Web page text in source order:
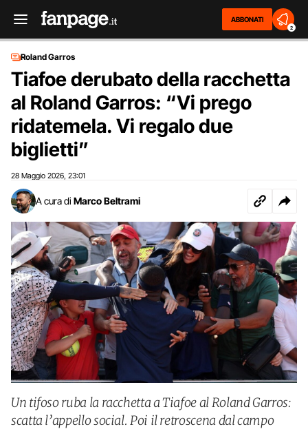
ABBONATI
2
Roland Garros
Tiafoe derubato della racchetta
al Roland Garros: “Vi prego
ridatemela. Vi regalo due
biglietti”
28 Maggio 2026 23:01
A cura di Marco Beltrami
Un tifoso ruba la racchetta a Tiafoe al Roland Garros:
scatta l’appello social. Poi il retroscena dal campo